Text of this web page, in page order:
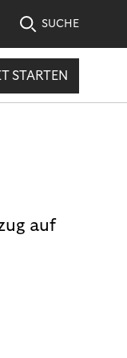
SUCHE
STARTEN
auf